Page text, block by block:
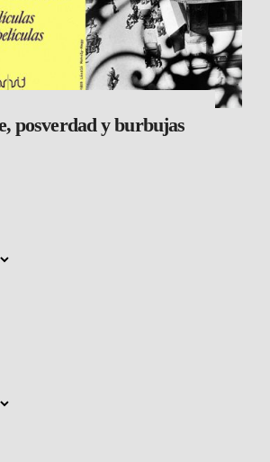
posverdad y burbujas